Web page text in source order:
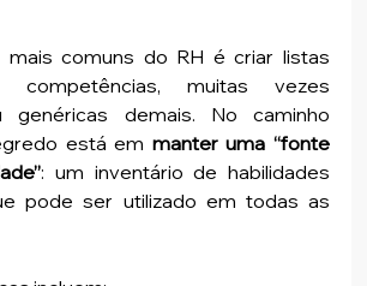
comuns do RH é criar listas
competências, muitas vezes
genéricas demais. No caminho
está em manter uma “fonte
: um inventário de habilidades
pode ser utilizado em todas as